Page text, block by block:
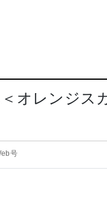
オレンジス
号